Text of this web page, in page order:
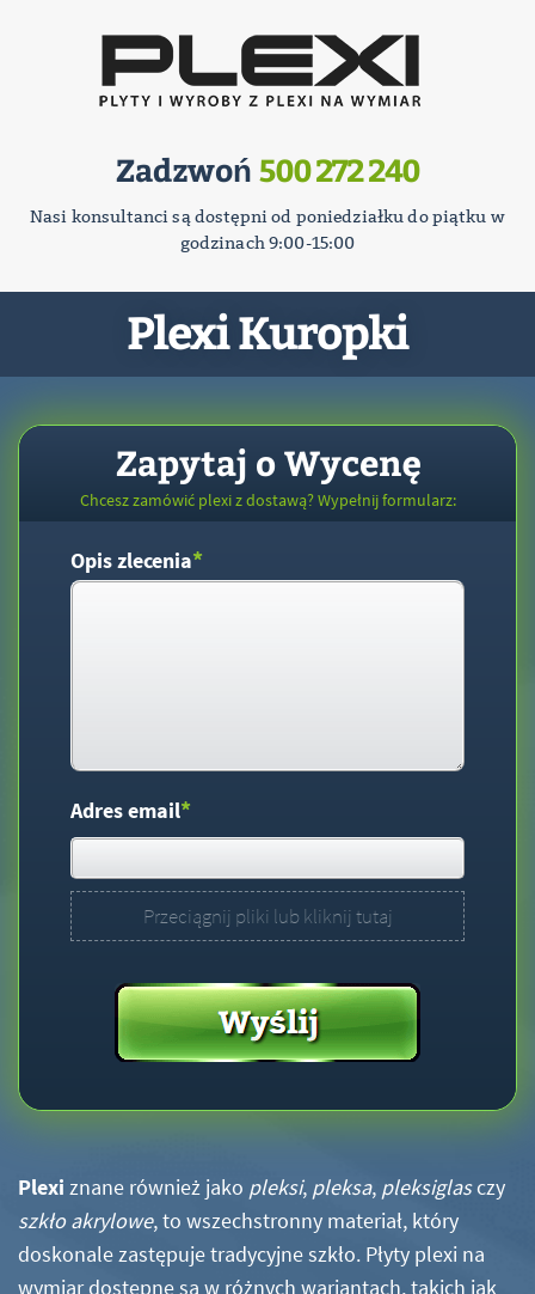
Zadzwoń 500 272 240
Nasi konsultanci są dostępni od poniedziałku do piątku w
godzinach 9:00-15:00
Plexi Kuropki
Zapytaj o Wycenę
Chcesz zamówić plexi z dostawą? Wypełnij formularz:
Opis zlecenia*
Adres email*
Przeciągnij pliki lub kliknij tutaj
Plexi znane również jako pleksi, pleksa, pleksiglasczy
szkło akrylowe, to wszechstronny materiał, który
doskonale zastępuje tradycyjne szkło. Płyty plexi na
wymiar dostępne są w różnych wariantach, takich jak